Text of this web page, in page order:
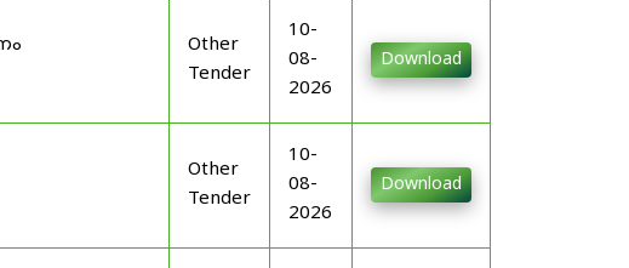
Other
Tender
10-
08-
2026
Download
Other
Tender
10-
08-
2026
Download